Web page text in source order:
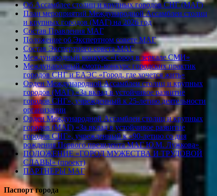
Об Ассамблее столиц и крупных городов СНГ (МАГ)
План мероприятий Международной Ассамблеи столиц
и крупных городов (МАГ) на 2026 год
Состав Правления МАГ
Положение об Экспертном совете МАГ
Состав Экспертного совета МАГ
Международный конкурс «Город в зеркале СМИ»
Международный смотр-конкурс городских практик
городов СНГ и ЕАЭС «Город, где хочется жить»
Орден Международной Ассамблеи столиц и крупных
городов (МАГ) «За вклад в устойчивое развитие
городов СНГ», учрежденный к 25-летию деятельности
организации
Орден Международной Ассамблеи столиц и крупных
городов (МАГ) «За вклад в устойчивое развитие
городов СНГ», учрежденный к «90-летию со дня
рождения Первого президента МАГ Ю.М. Лужкова»
ПОЛОЖЕНИЕ «ГОРОД МУЖЕСТВА И ТРУДОВОЙ
СЛАВЫ» (проект)
ПАРТНЕРЫ МАГ
Паспорт города